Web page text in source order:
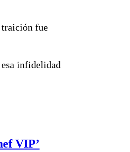
traición fue
infidelidad
VIP’